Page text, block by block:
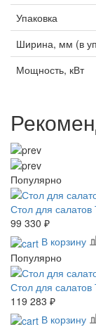
Упаковка
Ширина, мм (в
Мощность, кВт
Популярно
Стол для
99 330 ₽
В корзину
Популярно
Стол для
119 283 ₽
В корзину